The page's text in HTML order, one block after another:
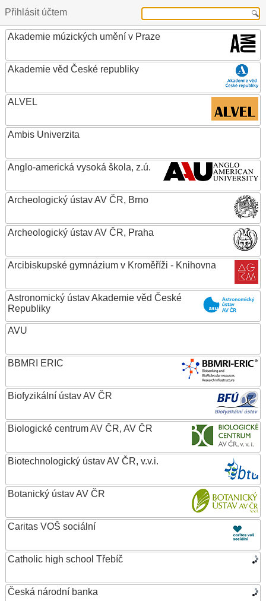
Přihlásit účtem
Akademie múzických umění v Praze
Akademie věd České republiky
ALVEL
Ambis Univerzita
Anglo-americká vysoká škola, z.ú.
Archeologický ústav AV ČR, Brno
Archeologický ústav AV ČR, Praha
Arcibiskupské gymnázium v Kroměříži - Knihovna
Astronomický ústav Akademie věd České
Republiky
AVU
BBMRI ERIC
Biofyzikální ústav AV ČR
Biologické centrum AV ČR, AV ČR
Biotechnologický ústav AV ČR, v.v.i.
Botanický ústav AV ČR
Caritas VOŠ sociální
Catholic high school Třebíč
Česká národní banka